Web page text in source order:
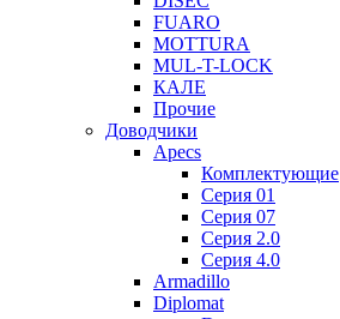
FUARO
MOTTURA
MUL-T-LOCK
КАЛЕ
Прочие
Доводчики
Apecs
Комплектующие
Серия 01
Серия 07
Серия 2.0
Серия 4.0
Armadillo
Diplomat